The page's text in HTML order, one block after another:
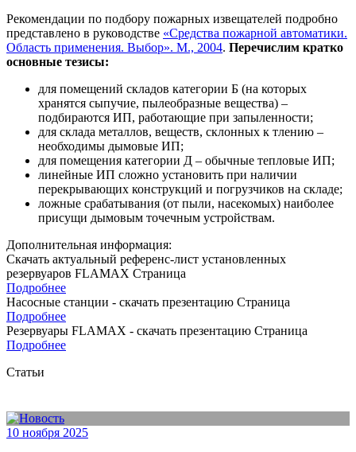
Рекомендации по подбору пожарных извещателей подробно
представлено в руководстве «Средства пожарной автоматики.
Область применения. Выбор». М., 2004. Перечислим кратко
основные тезисы:
для помещений складов категории Б (на которых
хранятся сыпучие, пылеобразные вещества) –
подбираются ИП, работающие при запыленности;
для склада металлов, веществ, склонных к тлению –
необходимы дымовые ИП;
для помещения категории Д – обычные тепловые ИП;
линейные ИП сложно установить при наличии
перекрывающих конструкций и погрузчиков на складе;
ложные срабатывания (от пыли, насекомых) наиболее
присущи дымовым точечным устройствам.
Дополнительная информация:
Скачать актуальный референс-лист установленных
резервуаров FLAMAX Страница
Подробнее
Насосные станции - скачать презентацию Страница
Подробнее
Резервуары FLAMAX - скачать презентацию Страница
Подробнее
Статьи
10 ноября 2025